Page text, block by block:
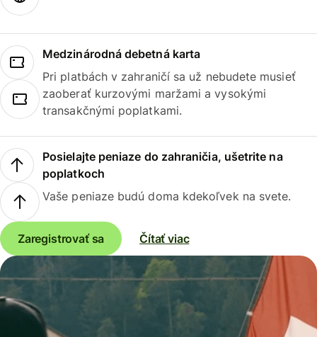
Medzinárodná debetná karta
Pri platbách v zahraničí sa už nebudete musieť
zaoberať kurzovými maržami a vysokými
transakčnými poplatkami.
Posielajte peniaze do zahraničia, ušetrite na
poplatkoch
Vaše peniaze budú doma kdekoľvek na svete.
Zaregistrovať sa Čítať viac